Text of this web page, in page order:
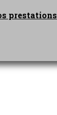
prestations